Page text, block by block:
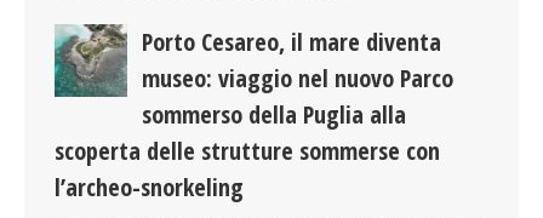
Porto Cesareo, il mare diventa
museo: viaggio nel nuovo Parco
sommerso della Puglia alla
scoperta delle strutture sommerse con
l’archeo-snorkeling